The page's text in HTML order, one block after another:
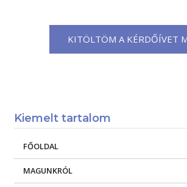
KITÖLTÖM A KÉRDŐÍVET
Kiemelt tartalom
FŐOLDAL
MAGUNKRÓL